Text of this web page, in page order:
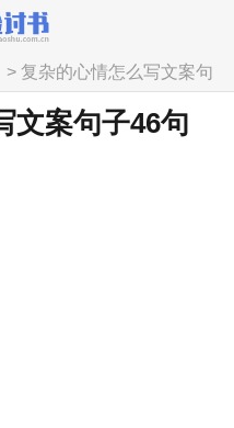
> 复杂的心情怎么写文案句
文案句子46句